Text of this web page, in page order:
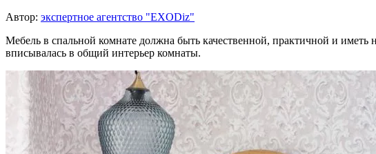
Автор: экспертное агентство "EXODiz"
Мебель в спальной комнате должна быть качественной, практичной и
вписывалась в общий интерьер комнаты.